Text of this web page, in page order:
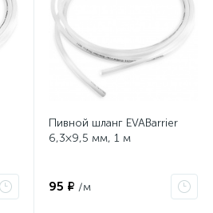
Пивной шланг EVABarrier
6,3×9,5 мм, 1 м
95 ₽ /м